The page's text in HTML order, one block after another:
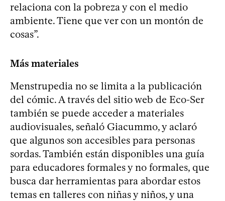
relaciona con la pobreza y con el medio
ambiente. Tiene que ver con un montón de
cosas”.
Más materiales
Menstrupedia no se limita a la publicación
del cómic. A través del sitio web de Eco-Ser
también se puede acceder a materiales
audiovisuales, señaló Giacummo, y aclaró
que algunos son accesibles para personas
sordas. También están disponibles una guía
para educadores formales y no formales, que
busca dar herramientas para abordar estos
temas en talleres con niñas y niños, y una